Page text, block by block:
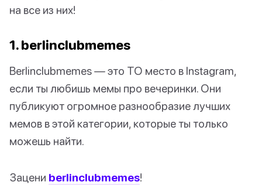
на все из них!
1. berlinclubmemes
Berlinclubmemes — это ТО место в Instagram,
если ты любишь мемы про вечеринки. Они
публикуют огромное разнообразие лучших
мемов в этой категории, которые ты только
можешь найти.
Зацени berlinclubmemes!